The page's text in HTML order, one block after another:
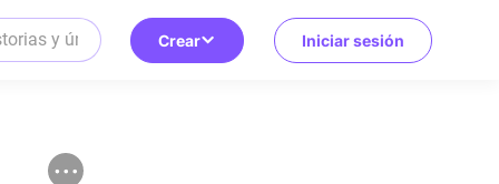
Crear Iniciar sesión